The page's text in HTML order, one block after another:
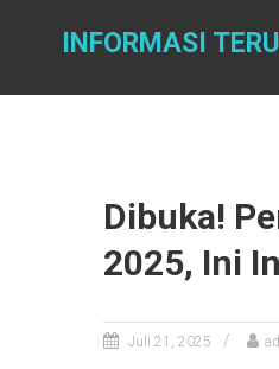
INFORMASI
Dibuka!
2025, Ini
Juli 21, 2025